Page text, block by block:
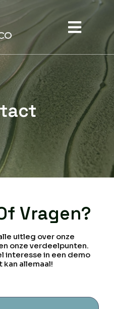
Vragen?
uitleg over onze
onze verdeelpunten.
interesse in een demo
kan allemaal!